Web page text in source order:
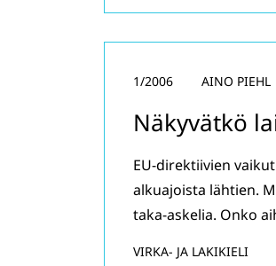
Näkyvätkö
1/2006 AINO PIEHL
EU-direktiivien
alkuajoista lähtien.
taka-askelia. Onko
VIRKA- JA LAKIKIELI